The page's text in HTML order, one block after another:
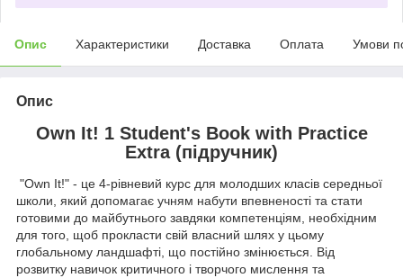
Опис Характеристики Доставка Оплата Умови
Опис
Own It! 1 Student's Book with Practice
Extra (підручник)
"Own It!" - це 4-рівневий курс для молодших класів середньої
школи, який допомагає учням набути впевненості та стати
готовими до майбутнього завдяки компетенціям, необхідним
для того, щоб прокласти свій власний шлях у цьому
глобальному ландшафті, що постійно змінюється. Від
розвитку навичок критичного і творчого мислення та